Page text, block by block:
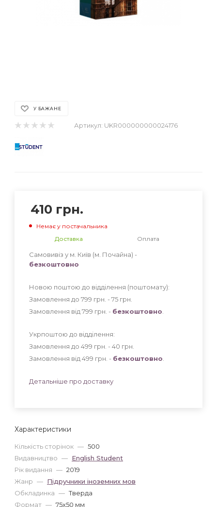
У БАЖАНЕ
Артикул: UKR000000000024176
Характеристики
Кількість сторінок — 500
Видавництво — English Student
Рік видання — 2019
Жанр — Підручники іноземних мов
Обкладинка — Тверда
Формат — 75x50 мм
410 грн.
Немає у постачальника
Доставка
Оплата
Самовивіз у м. Київ (м. Почайна) -
безкоштовно
Новою поштою до відділення (поштомату):
Замовлення до 799 грн. - 75 грн
Замовлення від 799 грн. - безкоштовно
Укрпоштою до відділення:
Замовлення до 499 грн. - 40 грн
Замовлення від 499 грн. - безкоштовно
Детальніше про доставку